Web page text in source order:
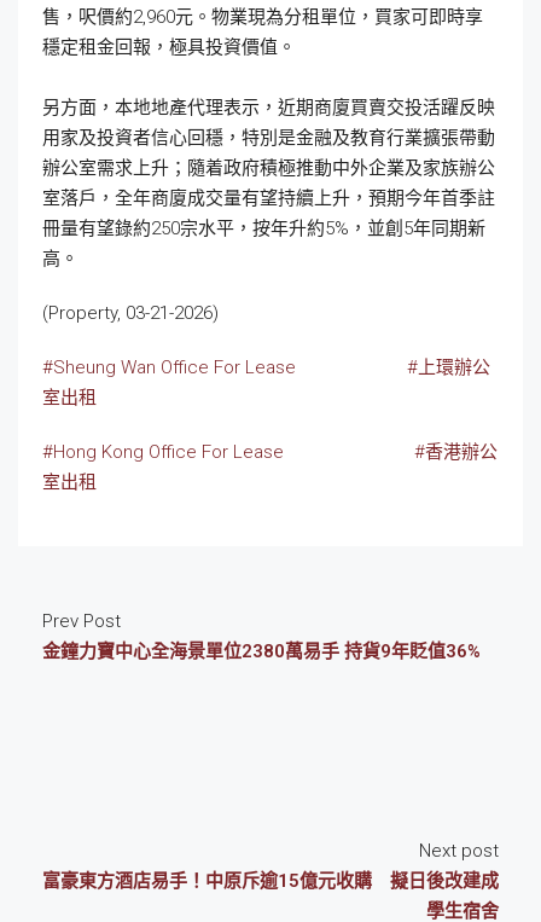
售，呎價約2,960元。物業現為分租單位，買家可即時享
穩定租金回報，極具投資價值。
另方面，本地地產代理表示，近期商廈買賣交投活躍反映
用家及投資者信心回穩，特別是金融及教育行業擴張帶動
辦公室需求上升；隨着政府積極推動中外企業及家族辦公
室落戶，全年商廈成交量有望持續上升，預期今年首季註
冊量有望錄約250宗水平，按年升約5%，並創5年同期新
高。
(Property, 03-21-2026)
#Sheung Wan Office For Lease
#上環辦公
室出租
#Hong Kong Office For Lease
#香港辦公
室出租
Prev Post
金鐘力寶中心全海景單位2380萬易手 持貨9年貶值36%
Next post
富豪東方酒店易手！中原斥逾15億元收購 擬日後改建成
學生宿舍